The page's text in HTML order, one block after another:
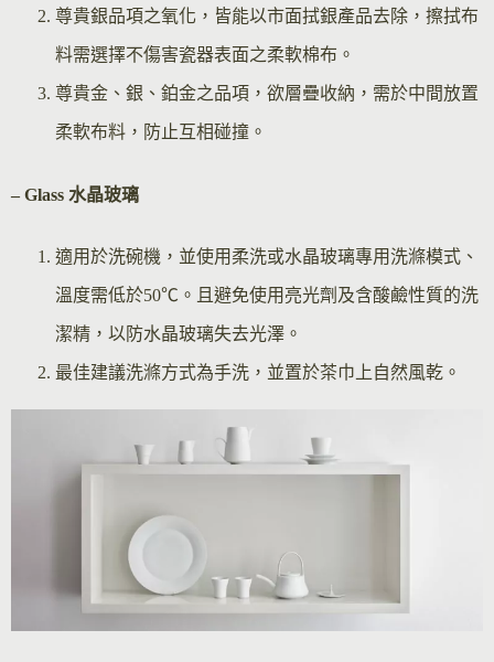
尊貴銀品項之氧化，皆能以市面拭銀產品去除，擦拭布
料需選擇不傷害瓷器表面之柔軟棉布。
尊貴金、銀、鉑金之品項，欲層疊收納，需於中間放置
柔軟布料，防止互相碰撞。
– Glass 水晶玻璃
適用於洗碗機，並使用柔洗或水晶玻璃專用洗滌模式、
溫度需低於50℃。且避免使用亮光劑及含酸鹼性質的洗
潔精，以防水晶玻璃失去光澤。
最佳建議洗滌方式為手洗，並置於茶巾上自然風乾。